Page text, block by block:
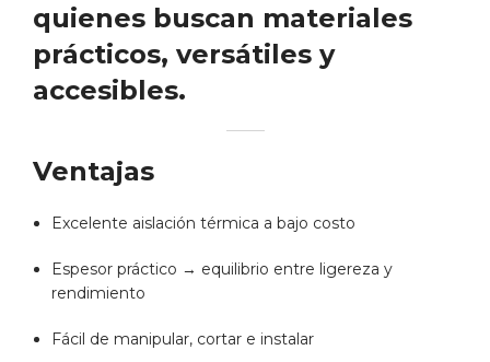
quienes buscan materiales
prácticos, versátiles y
accesibles.
Ventajas
Excelente aislación térmica a bajo costo
Espesor práctico → equilibrio entre ligereza y
rendimiento
Fácil de manipular, cortar e instalar